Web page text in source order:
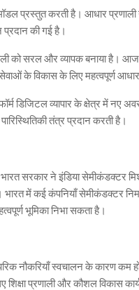
प्रस्तुत करती है। आधार प्रणाली
प्रदान की गई है।
को सरल और व्यापक बनाया है। आज
के विकास के लिए महत्वपूर्ण
डिजिटल व्यापार के क्षेत्र में नए
तंत्र प्रदान करती है।
सरकार ने इंडिया सेमीकंडक्टर
में कई कंपनियाँ सेमीकंडक्टर
भूमिका निभा सकता है।
नौकरियाँ स्वचालन के कारण कम
प्रणाली और कौशल विकास